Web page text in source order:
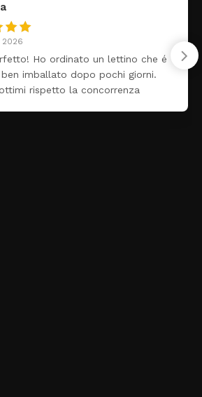
2026
Ho ordinato un lettino che é
imballato dopo pochi giorni.
rispetto la concorrenza